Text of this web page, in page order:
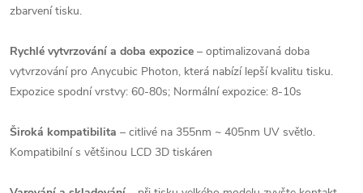
zbarvení tisku.
Rychlé vytvrzování a doba expozice – optimalizovaná doba
vytvrzování pro Anycubic Photon, která nabízí lepší kvalitu tisku.
Expozice spodní vrstvy: 60-80s; Normální expozice: 8-10s
Široká kompatibilita – citlivé na 355nm ~ 405nm UV světlo.
Kompatibilní s většinou LCD 3D tiskáren